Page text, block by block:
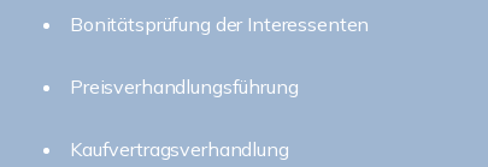
Bonitätsprüfung der Interessenten
Preisverhandlungsführung
Kaufvertragsverhandlung